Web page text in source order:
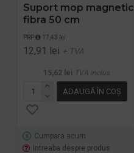
Suport mop magnetic
fibra 50 cm
PRP 17,43 lei
12,91 lei + TVA
15,62 lei TVA inclus
ADAUGĂ ÎN COŞ
Cumpara acum
Intreaba despre produs